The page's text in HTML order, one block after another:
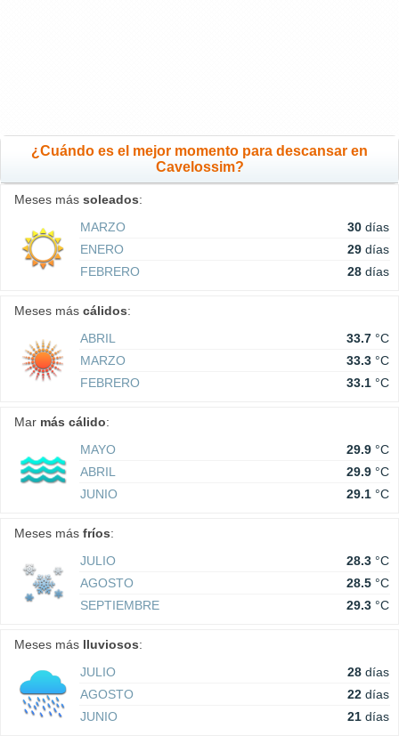
¿Cuándo es el mejor momento para descansar en
Cavelossim?
Meses más soleados:
MARZO
30 días
ENERO
29 días
FEBRERO
28 días
Meses más cálidos:
ABRIL
33.7 °C
MARZO
33.3 °C
FEBRERO
33.1 °C
Mar más cálido:
MAYO
29.9 °C
ABRIL
29.9 °C
JUNIO
29.1 °C
Meses más fríos:
JULIO
28.3 °C
AGOSTO
28.5 °C
SEPTIEMBRE
29.3 °C
Meses más lluviosos:
JULIO
28 días
AGOSTO
22 días
JUNIO
21 días